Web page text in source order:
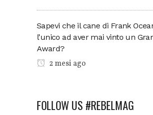
Sapevi che il cane di Frank
l’unico ad aver mai vinto un
Award?
2 mesi ago
FOLLOW US #REBELMAG